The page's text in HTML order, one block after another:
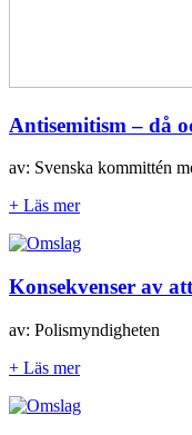
Antisemitism – då
av: Svenska kommittén
+ Läs mer
Konsekvenser av
av: Polismyndigheten
+ Läs mer